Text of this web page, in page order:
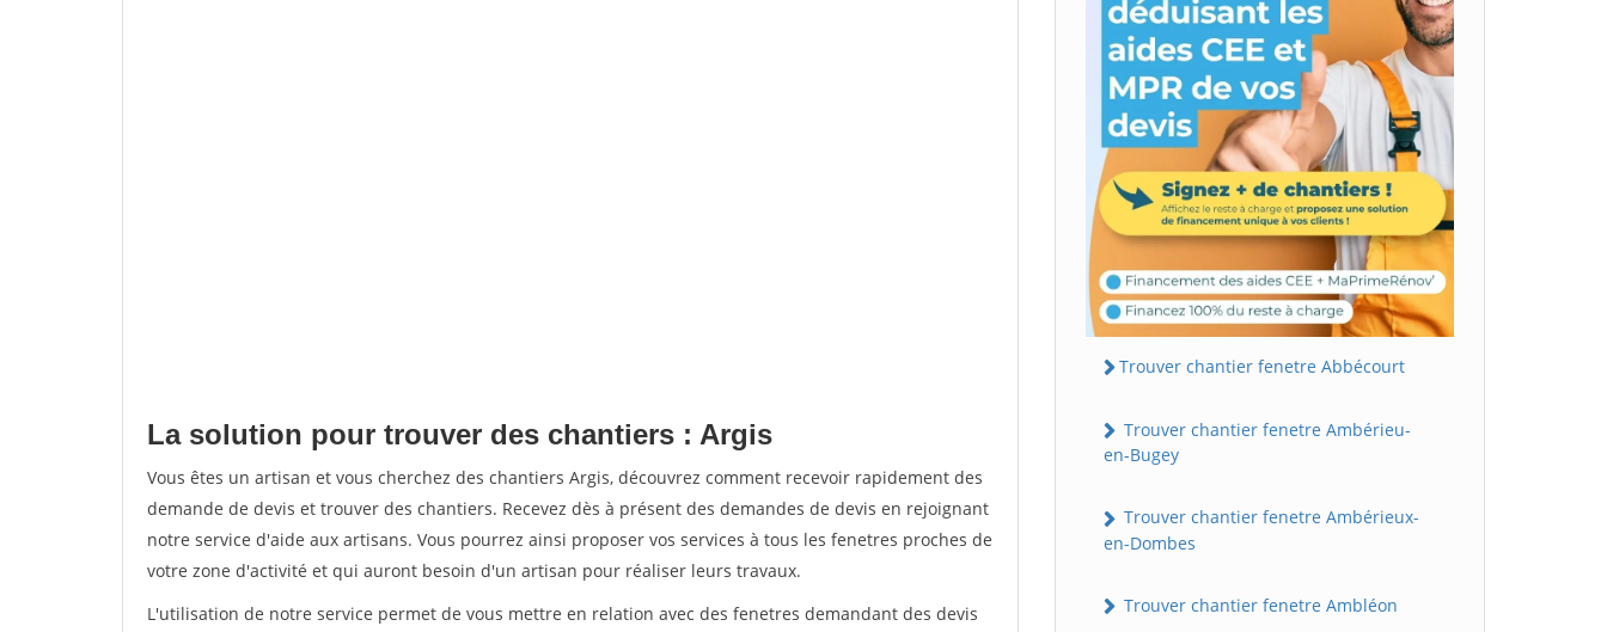
La solution pour trouver des chantiers : Argis
Vous êtes un artisan et vous cherchez des chantiers Argis, découvrez comment recevoir rapidement des
demande de devis et trouver des chantiers. Recevez dès à présent des demandes de devis en rejoignant
notre service d'aide aux artisans. Vous pourrez ainsi proposer vos services à tous les fenetres proches de
votre zone d'activité et qui auront besoin d'un artisan pour réaliser leurs travaux.
L'utilisation de notre service permet de vous mettre en relation avec des fenetres demandant des devis
Trouver chantier fenetre Abbécourt
Trouver chantier fenetre Ambérieu-
en-Bugey
Trouver chantier fenetre Ambérieux-
en-Dombes
Trouver chantier fenetre Ambléon